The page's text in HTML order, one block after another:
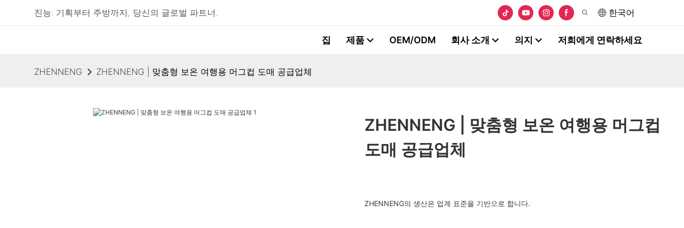
진능: 기획부터 주방까지, 당신의 글로벌 파트너. 한국어
집 제품 OEM/ODM 회사 소개 의지 저희에게 연락하세요
ZHENNENG ZHENNENG | 맞춤형 보온 여행용 머그컵 도매 공급업체
ZHENNENG | 맞춤형 보온 여행용 머그컵
도매 공급업체
ZHENNENG의 생산은 업계 표준을 기반으로 합니다.